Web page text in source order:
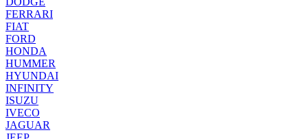
FERRARI
FIAT
FORD
HONDA
HUMMER
HYUNDAI
INFINITY
ISUZU
IVECO
JAGUAR